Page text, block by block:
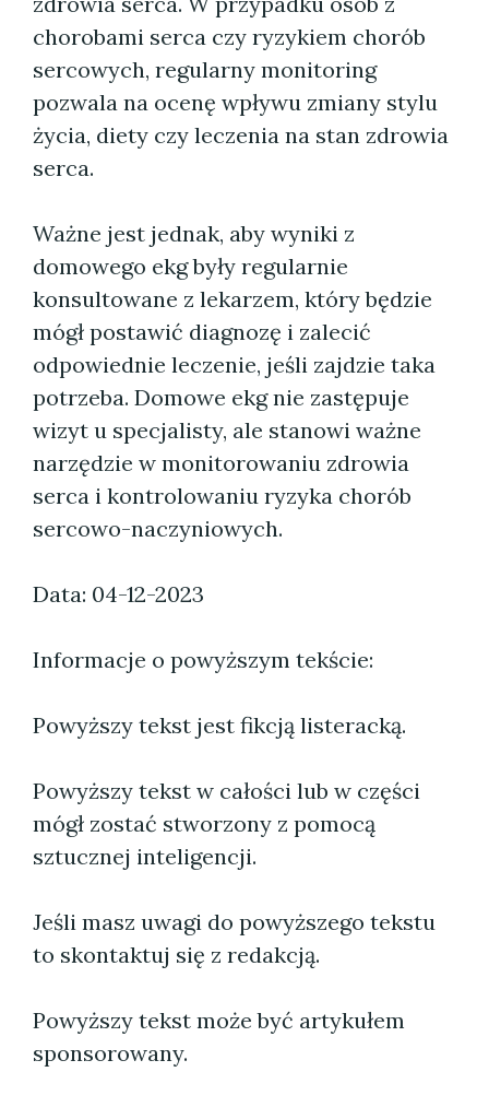
chorobami serca czy ryzykiem chorób
sercowych, regularny monitoring
pozwala na ocenę wpływu zmiany stylu
życia, diety czy leczenia na stan zdrowia
serca.
Ważne jest jednak, aby wyniki z
domowego ekg były regularnie
konsultowane z lekarzem, który będzie
mógł postawić diagnozę i zalecić
odpowiednie leczenie, jeśli zajdzie taka
potrzeba. Domowe ekg nie zastępuje
wizyt u specjalisty, ale stanowi ważne
narzędzie w monitorowaniu zdrowia
serca i kontrolowaniu ryzyka chorób
sercowo-naczyniowych.
Data: 04-12-2023
Informacje o powyższym tekście:
Powyższy tekst jest fikcją listeracką.
Powyższy tekst w całości lub w części
mógł zostać stworzony z pomocą
sztucznej inteligencji.
Jeśli masz uwagi do powyższego tekstu
to skontaktuj się z redakcją.
Powyższy tekst może być artykułem
sponsorowany.